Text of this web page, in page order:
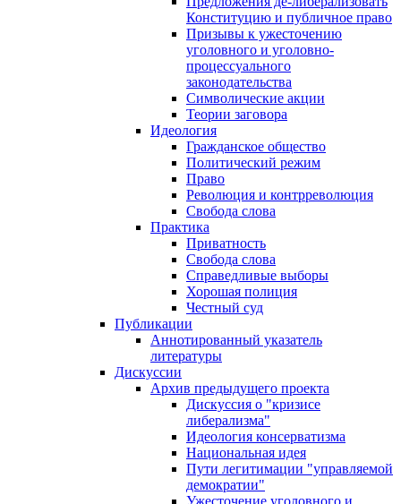
Конституцию и публичное право
Призывы к ужесточению
уголовного и уголовно-
процессуального
законодательства
Символические акции
Теории заговора
Идеология
Гражданское общество
Политический режим
Право
Революция и контрреволюция
Свобода слова
Практика
Приватность
Свобода слова
Справедливые выборы
Хорошая полиция
Честный суд
Публикации
Аннотированный указатель
литературы
Дискуссии
Архив предыдущего проекта
Дискуссия о "кризисе
либерализма"
Идеология консерватизма
Национальная идея
Пути легитимации "управляемой
демократии"
Ужесточение уголовного и